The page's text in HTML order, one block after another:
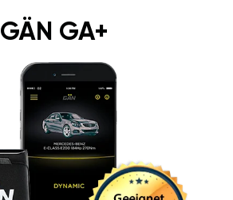
GÄN GA+